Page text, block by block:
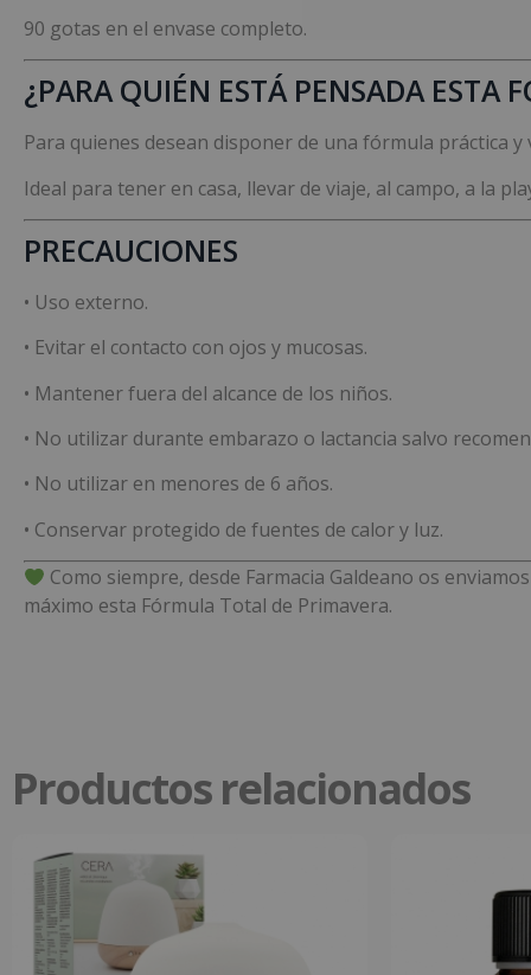
90 gotas en el envase completo.
¿PARA QUIÉN ESTÁ PENSADA ESTA
Para quienes desean disponer de una fórmula práctica
Ideal para tener en casa, llevar de viaje, al campo, a la
PRECAUCIONES
• Uso externo.
• Evitar el contacto con ojos y mucosas.
• Mantener fuera del alcance de los niños.
• No utilizar durante embarazo o lactancia salvo
• No utilizar en menores de 6 años.
• Conservar protegido de fuentes de calor y luz.
Como siempre, desde Farmacia Galdeano os
máximo esta Fórmula Total de Primavera.
Productos relacionados